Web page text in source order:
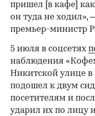
пришел [в кафе]
он туда не
премьер-министр
5 июля в соцсетях
наблюдения
Никитской улице
подошел к двум
посетителям и
ударил их по лицу